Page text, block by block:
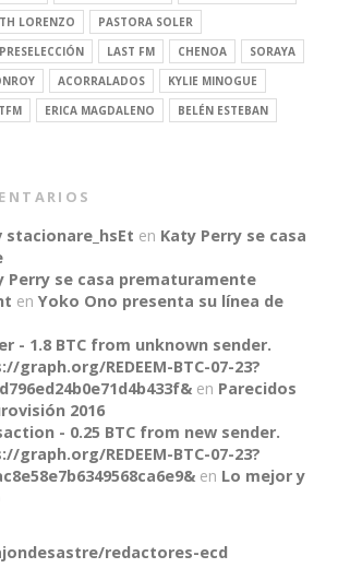
LORENZO
PASTORA SOLER
PRESELECCIÓN LAST FM CHENOA
SORAYA
ACORRALADOS
KYLIE MINOGUE
ERICA MAGDALENO
BELÉN ESTEBAN
stacionare_hsEt en Katy Perry se casa
Perry se casa prematuramente
en Yoko Ono presenta su línea de
- 1.8 BTC from unknown sender.
graph.org/REDEEM-BTC-07-23?
en Parecidos
2016
- 0.25 BTC from new sender.
graph.org/REDEEM-BTC-07-23?
en Lo mejor y
redactores-ecd